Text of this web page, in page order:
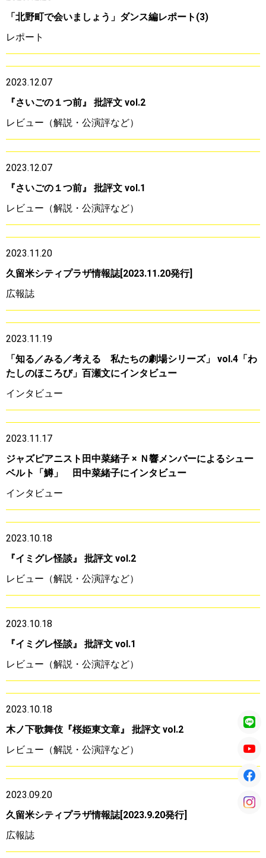
「北野町で会いましょう」ダンス編レポート(3)
レポート
2023.12.07
『さいごの１つ前』 批評文 vol.2
レビュー（解説・公演評など）
2023.12.07
『さいごの１つ前』 批評文 vol.1
レビュー（解説・公演評など）
2023.11.20
久留米シティプラザ情報誌[2023.11.20発行]
広報誌
2023.11.19
「知る／みる／考える 私たちの劇場シリーズ」 vol.4「わ
たしのほころび」百瀬文にインタビュー
インタビュー
2023.11.17
ジャズピアニスト田中菜緒子 × Ｎ響メンバーによるシュー
ベルト「鱒」 田中菜緒子にインタビュー
インタビュー
2023.10.18
『イミグレ怪談』 批評文 vol.2
レビュー（解説・公演評など）
2023.10.18
『イミグレ怪談』 批評文 vol.1
レビュー（解説・公演評など）
2023.10.18
木ノ下歌舞伎『桜姫東文章』 批評文 vol.2
レビュー（解説・公演評など）
2023.09.20
久留米シティプラザ情報誌[2023.9.20発行]
広報誌